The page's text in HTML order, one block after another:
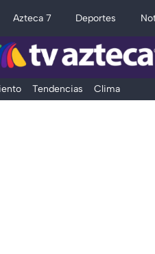
Azteca 7 Deportes
Tendencias Clima